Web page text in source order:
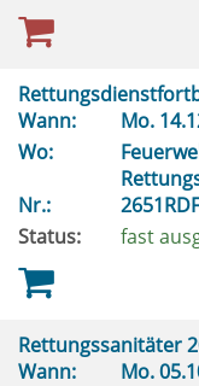
Wann:
Mo.
Wo:
Nr.:
Status:
fast
Rettungssanitäter
Wann:
Mo.